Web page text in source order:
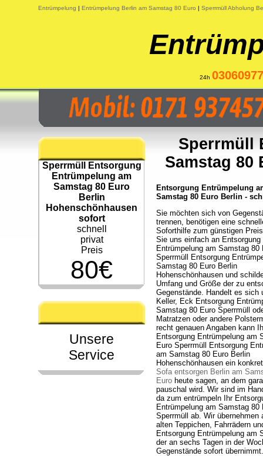
Entrümpelung | Entrümpelung Berlin am Samstag 80 Euro | Sperrmüll Abholung
24h
Sperrmüll Entsorgung
Entrümpelung am
Samstag 80 Euro
Berlin
Hohenschönhausen
sofort
schnell
privat
Preis
80€
Unsere
Service
Sperrmüll
Samstag 80
Entsorgung Entrümpelung
Samstag 80 Euro Berlin -
Sie möchten sich von
trennen, benötigen eine
Soforthilfe zum günstigen
Sie uns einfach an Entsorgung
Entrümpelung am Samstag 80
Sperrmüll Entsorgung
Samstag 80 Euro Berlin
Hohenschönhausen und
Umfang und Größe der zu
Gegenstände. Handelt es sich
Keller, Eck Entsorgung
Samstag 80 Euro Sperrmüll
Matratzen oder andere
recht genauen Angaben kann
Entsorgung Entrümpelung am
Euro Sperrmüll Entsorgung
am Samstag 80 Euro Berlin
Hohenschönhausen ein
Sofa entsorgen Berlin am
Euro heute sagen, an dem
pauschal wird. Wir sind im
da zum entrümpeln Ihr
Entrümpelung am Samstag 80
Sperrmüll ab. Wir übernehmen
alten Teppichen, Fahrrädern
Entsorgung Entrümpelung am
der an sechs Tagen in der
Gegenstände sofort übernimmt.